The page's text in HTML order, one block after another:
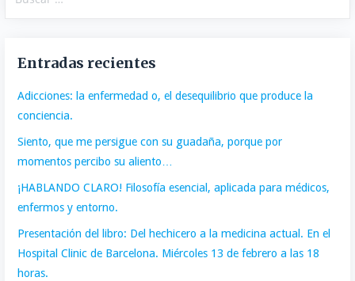
Entradas recientes
Adicciones: la enfermedad o, el desequilibrio que produce la
conciencia.
Siento, que me persigue con su guadaña, porque por
momentos percibo su aliento…
¡HABLANDO CLARO! Filosofía esencial, aplicada para médicos,
enfermos y entorno.
Presentación del libro: Del hechicero a la medicina actual. En el
Hospital Clinic de Barcelona. Miércoles 13 de febrero a las 18
horas.